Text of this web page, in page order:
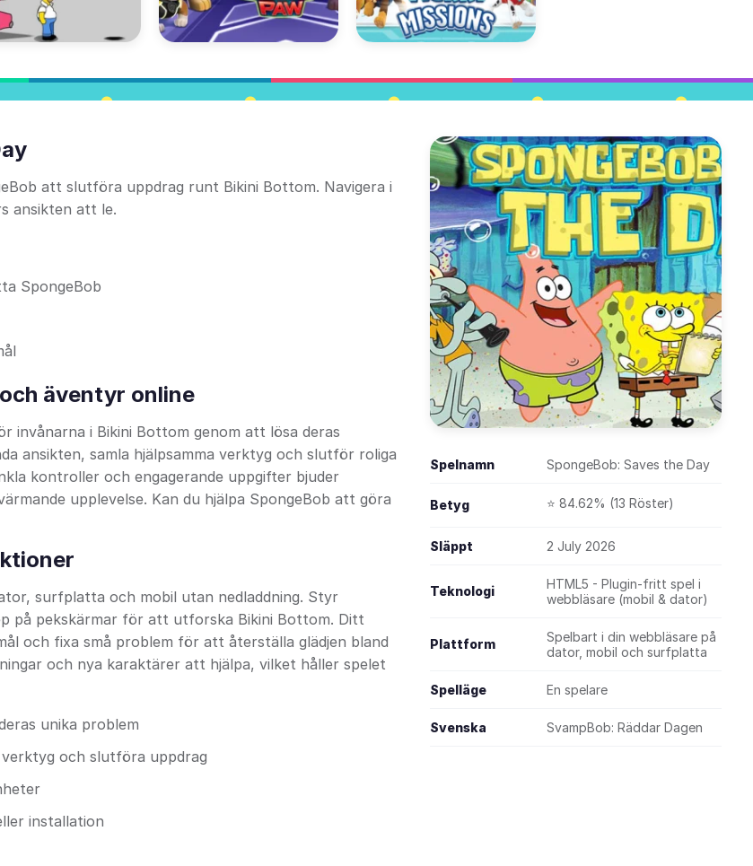
att slutföra uppdrag runt Bikini Bottom. Navigera i
ansikten att le.
SpongeBob
äventyr online
invånarna i Bikini Bottom genom att lösa deras
ansikten, samla hjälpsamma verktyg och slutför roliga
kontroller och engagerande uppgifter bjuder
upplevelse. Kan du hjälpa SpongeBob att göra
surfplatta och mobil utan nedladdning. Styr
på pekskärmar för att utforska Bikini Bottom. Ditt
och fixa små problem för att återställa glädjen bland
och nya karaktärer att hjälpa, vilket håller spelet
unika problem
och slutföra uppdrag
installation
Spelnamn SpongeBob: Saves the Day
Betyg ⭐ 84.62% (13 Röster)
Släppt 2 July 2026
Teknologi
HTML5 - Plugin-fritt spel i
webbläsare (mobil & dator)
Plattform
Spelbart i din webbläsare på
dator, mobil och surfplatta
Spelläge En spelare
Svenska SvampBob: Räddar Dagen